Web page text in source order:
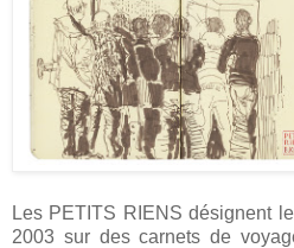
Les PETITS RIENS désignent
2003 sur des carnets de